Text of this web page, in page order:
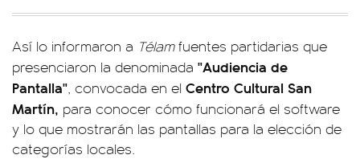
Así lo informaron a Télamfuentes partidarias que
presenciaron la denominada "Audiencia de
Pantalla", convocada en el Centro Cultural San
Martín, para conocer cómo funcionará el software
y lo que mostrarán las pantallas para la elección de
categorías locales.